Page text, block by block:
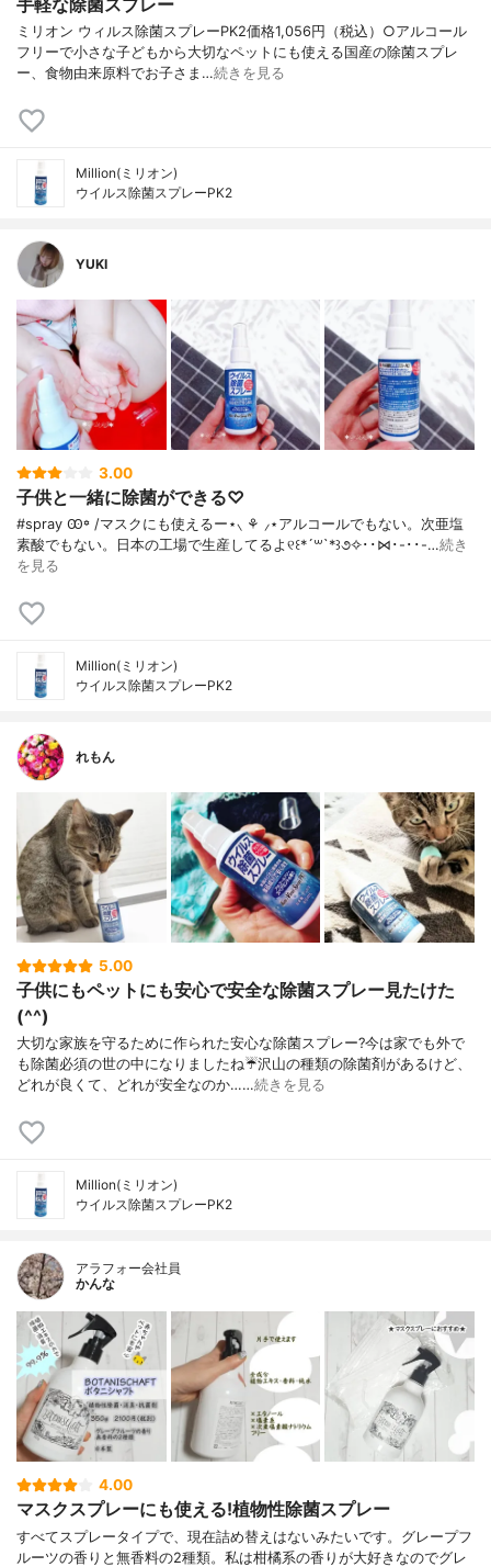
手軽な除菌スプレー
ミリオン ウィルス除菌スプレーPK2価格1,056円（税込）○アルコール
フリーで小さな子どもから大切なペットにも使える国産の除菌スプレ
ー、食物由来原料でお子さま…続きを見る
Million(ミリオン)
ウイルス除菌スプレーPK2
YUKI
3.00
子供と一緒に除菌ができる♡
#spray Ꙭ꙳ / マスクにも使えるー⋆⸜ ⚘ ⸝⋆アルコールでもない。次亜塩
素酸でもない。日本の工場で生産してるよ୧꒰*´꒳`*꒱૭✧･･⋈･-･･-…続き
を見る
Million(ミリオン)
ウイルス除菌スプレーPK2
れもん
5.00
子供にもペットにも安心で安全な除菌スプレー見たけた
(^^)
大切な家族を守るために作られた安心な除菌スプレー?今は家でも外で
も除菌必須の世の中になりましたね☔沢山の種類の除菌剤があるけど、
どれが良くて、どれが安全なのか……続きを見る
Million(ミリオン)
ウイルス除菌スプレーPK2
アラフォー会社員
かんな
4.00
マスクスプレーにも使える!植物性除菌スプレー
すべてスプレータイプで、現在詰め替えはないみたいです。グレープフ
ルーツの香りと無香料の2種類。私は柑橘系の香りが大好きなのでグレ